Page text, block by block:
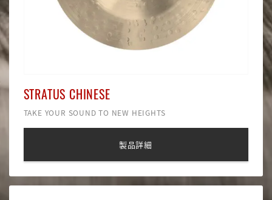
STRATUS CHINESE
TAKE YOUR SOUND TO NEW HEIGHTS
製品詳細